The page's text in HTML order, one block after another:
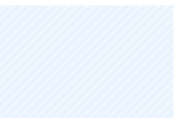
トニーの打診を試験だと思
ょこちょいさがかわいいで